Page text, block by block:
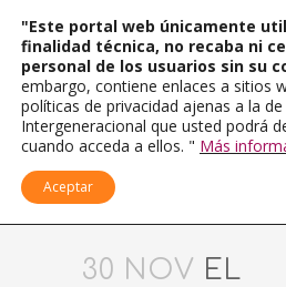
30 NOV EL
"Este portal web únicamente
finalidad técnica, no recaba ni
personal de los usuarios sin su
embargo, contiene enlaces a sitios
políticas de privacidad ajenas a la de
Intergeneracional que usted podrá
cuando acceda a ellos. " Más
Aceptar